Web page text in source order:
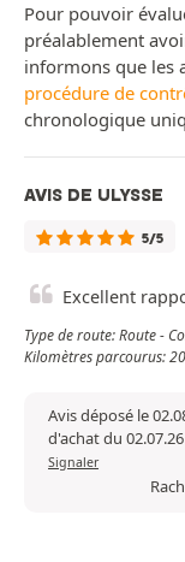
Pour pouvoir
préalablement
informons que les
procédure de
chronologique
AVIS DE ULYSSE
5/5
Excellent
Type de route: Route -
Kilomètres parcourus:
Avis déposé le
d'achat du 02.07.26
Signaler